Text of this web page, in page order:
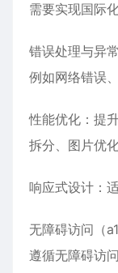
需要实现国际
错误处理与异
例如网络错误
性能优化：提
拆分、图片优化
响应式设计：
无障碍访问（
遵循无障碍访问